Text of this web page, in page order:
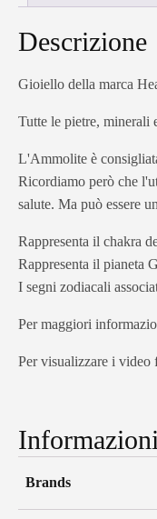
Descrizione
Gioiello della marca
Tutte le pietre, minerali
L'Ammolite è
Ricordiamo però che
salute. Ma può essere
Rappresenta il chakra
Rappresenta il pianeta
I segni zodiacali
Per maggiori
Per visualizzare i video
Brands